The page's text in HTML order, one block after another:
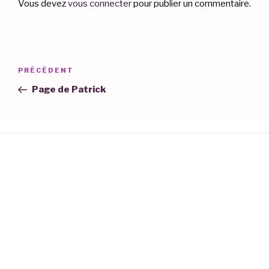
Vous devezvous connecterpour publier un commentaire.
Navigation
l’article
Article
précédent
PRÉCÉDENT
Page de Patrick